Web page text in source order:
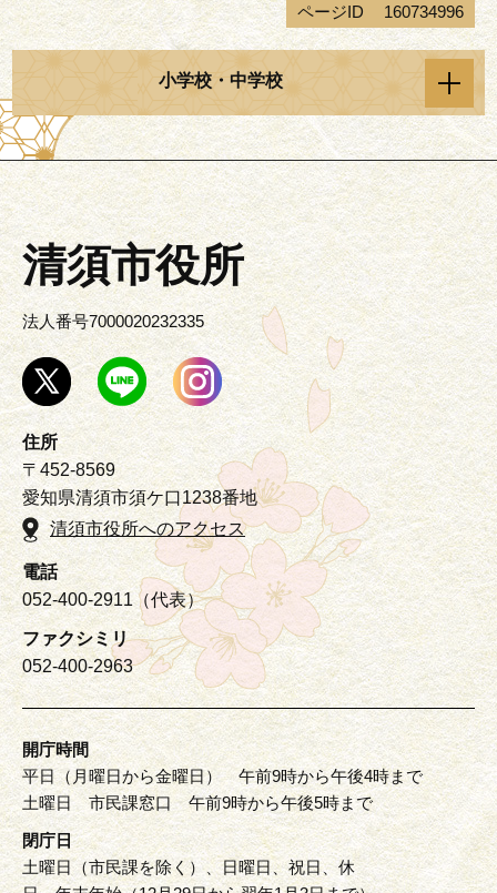
ページID 160734996
小学校・中学校
清須市役所
法人番号7000020232335
住所
〒452-8569
愛知県清須市須ケ口1238番地
清須市役所へのアクセス
電話
052-400-2911（代表）
ファクシミリ
052-400-2963
開庁時間
平日（月曜日から金曜日） 午前9時から午後4時まで
土曜日 市民課窓口 午前9時から午後5時まで
閉庁日
土曜日（市民課を除く）、日曜日、祝日、休